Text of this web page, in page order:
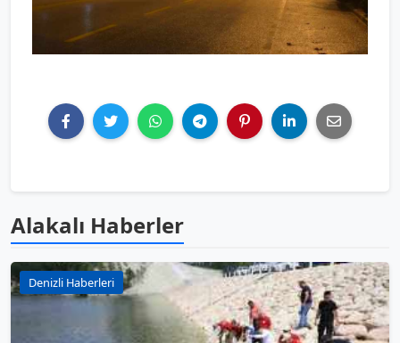
Alakalı Haberler
Denizli Haberleri